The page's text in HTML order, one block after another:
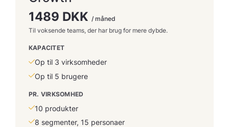
1489 DKK / måned
Til voksende teams, der har brug for mere dybde.
KAPACITET
Op til 3 virksomheder
Op til 5 brugere
PR. VIRKSOMHED
10 produkter
8 segmenter, 15 personaer